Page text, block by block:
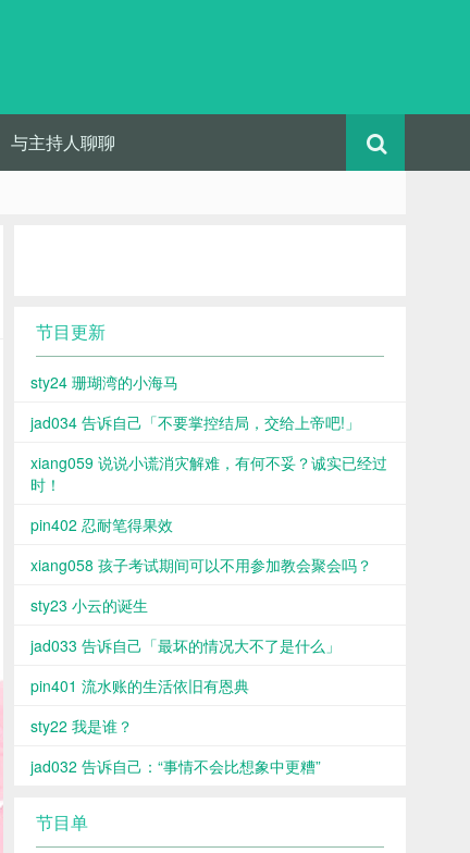
与主持人聊聊
节目更新
sty24 珊瑚湾的小海马
jad034 告诉自己「不要掌控结局，交给上帝吧!」
xiang059 说说小谎消灾解难，有何不妥？诚实已经过
时！
pin402 忍耐笔得果效
xiang058 孩子考试期间可以不用参加教会聚会吗？
sty23 小云的诞生
jad033 告诉自己「最坏的情况大不了是什么」
pin401 流水账的生活依旧有恩典
sty22 我是谁？
jad032 告诉自己：“事情不会比想象中更糟”
节目单